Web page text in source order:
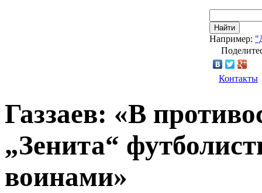
Найти
Например:
Контакты
Газзаев: «В
„Зенита“
воинами»